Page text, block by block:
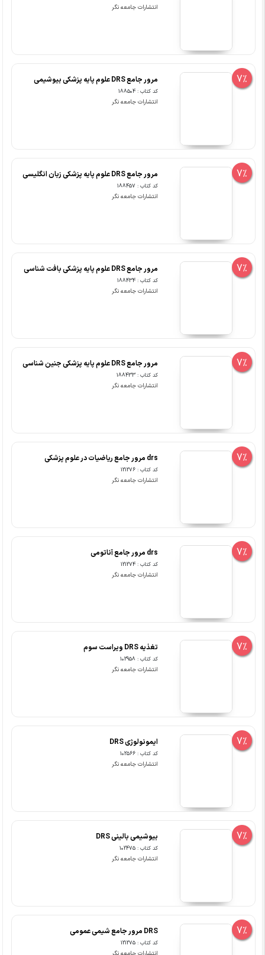
انتشارات جامعه نگر
7% مرور جامع DRS علوم پایه پزشکی بیوشیمی
کد کتاب : 188504
انتشارات جامعه نگر
7% مرور جامع DRS علوم پایه پزشکی زبان انگلیسی
کد کتاب : 188457
انتشارات جامعه نگر
7% مرور جامع DRS علوم پایه پزشکی بافت شناسی
کد کتاب : 188434
انتشارات جامعه نگر
7% مرور جامع DRS علوم پایه پزشکی جنین شناسی
کد کتاب : 188433
انتشارات جامعه نگر
7% drs مرور جامع ریاضیات در علوم پزشکی
کد کتاب : 121276
انتشارات جامعه نگر
7% drs مرور جامع آناتومی
کد کتاب : 121274
انتشارات جامعه نگر
7% تغذیه DRS ویراست سوم
کد کتاب : 102958
انتشارات جامعه نگر
7% ایمونولوژی DRS
کد کتاب : 102566
انتشارات جامعه نگر
7% بیوشیمی بالینی DRS
کد کتاب : 102475
انتشارات جامعه نگر
7% DRS مرور جامع شیمی عمومی
کد کتاب : 121275